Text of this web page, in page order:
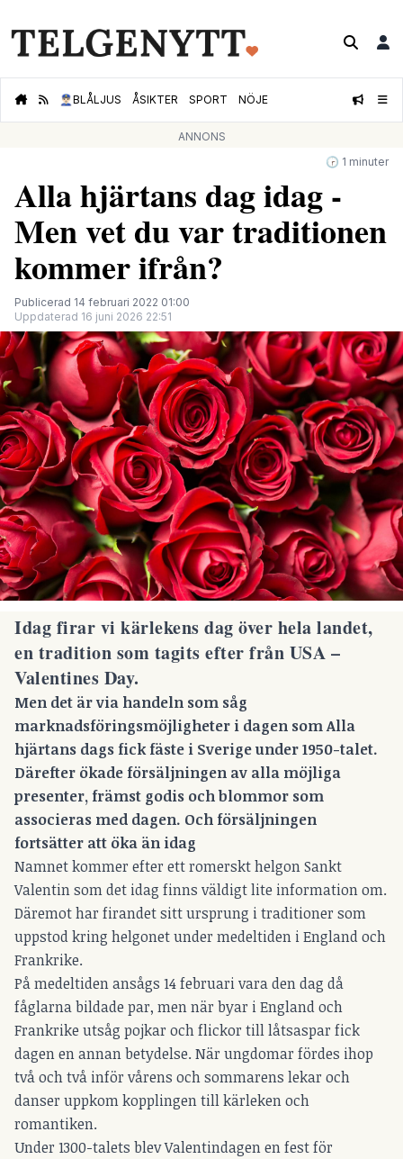
👮🏻‍♂️BLÅLJUS ÅSIKTER SPORT NÖJE
ANNONS
🕝 1 minuter
Alla hjärtans dag idag -
Men vet du var traditionen
kommer ifrån?
Publicerad 14 februari 2022 01:00
Uppdaterad 16 juni 2026 22:51
Idag firar vi kärlekens dag över hela landet,
en tradition som tagits efter från USA –
Valentines Day.
Men det är via handeln som såg
marknadsföringsmöjligheter i dagen som Alla
hjärtans dags fick fäste i Sverige under 1950-talet.
Därefter ökade försäljningen av alla möjliga
presenter, främst godis och blommor som
associeras med dagen. Och försäljningen
fortsätter att öka än idag
Namnet kommer efter ett romerskt helgon Sankt
Valentin som det idag finns väldigt lite information om.
Däremot har firandet sitt ursprung i traditioner som
uppstod kring helgonet under medeltiden i England och
Frankrike.
På medeltiden ansågs 14 februari vara den dag då
fåglarna bildade par, men när byar i England och
Frankrike utsåg pojkar och flickor till låtsaspar fick
dagen en annan betydelse. När ungdomar fördes ihop
två och två inför vårens och sommarens lekar och
danser uppkom kopplingen till kärleken och
romantiken.
Under 1300-talets blev Valentindagen en fest för